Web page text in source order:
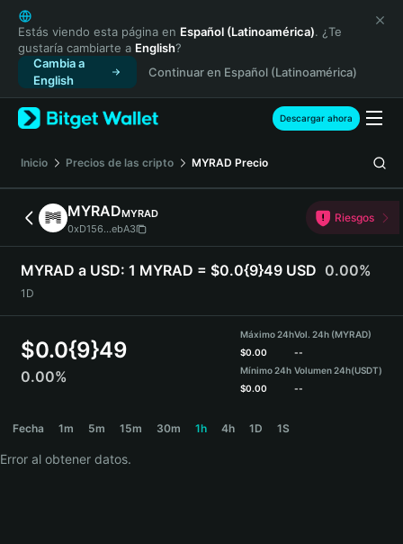
English
日本語
Tiếng Việt
Русский
Español (Latinoamérica)
Türkçe
Français
Deutsch
简体中文
繁體中文
Português (Portugal)
Bahasa Indonesia
ภาษาไทย
हिन्दी
Español
Português (Brasil)
Estás viendo esta página en Español (Latinoamérica). ¿Te
gustaría cambiarte a English?
Cambia a
English
Continuar en Español (Latinoamérica)
Descargar ahora
Inicio Precios de las cripto MYRAD Precio
MYRADMYRAD
0xD156...ebA3
Riesgos
MYRAD a USD: 1 MYRAD = $0.0{9}49 USD 0.00%
1D
$0.0{9}49
0.00%
Máximo 24h
$0.00
Mínimo 24h
$0.00
Vol. 24h (MYRAD)
--
Volumen 24h(USDT)
--
Fecha 1m 5m 15m 30m 1h 4h 1D 1S
Error al obtener datos.